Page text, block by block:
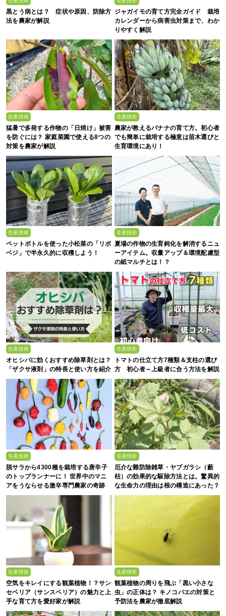
黒とう病とは？ 症状や原因、防除方
法を農家が解説
ジャガイモの育て方完全ガイド 栽培
カレンダーから病害虫対策まで、わか
りやすく解説
生産技術
猛暑で多発する作物の「日焼け」被害
を防ぐには？ 家庭菜園で使える8つの
対策を農家が解説
生産技術
農家が教えるバナナの育て方。初心者
でも簡単に栽培する極意は苗木選びと
生育環境にあり！
生産技術
ペットボトルを使った小松菜の「リボ
ベジ」で半永久的に収穫しよう！
生産技術
夏場の作物の生育鈍化を解消するニュ
ーアイテム。収量アップ＆環境配慮型
の紙マルチとは！？
生産技術
オヒシバに効くおすすめ除草剤とは？
「ザクサ液剤」の特長と使い方を紹介
生産技術
トマトの仕立て方7種類＆支柱の選び
方 初心者～上級者に合う方法を解説
生産技術
脱サラから4300種を栽培する唐辛子
のトップランナーに！ 世界中のマニ
アをうならせる激辛専門農家の奇跡
生産技術
厄介な難防除雑草・ヤブガラシ（藪
枯）の効果的な駆除方法とは。驚異的
な生命力の理由は根の構造にあった？
生産技術
空気をキレイにする観葉植物！？サン
セベリア（サンスベリア）の魅力と上
手な育て方を愛好家が解説
生産技術
観葉植物の周りを飛ぶ「黒い小さな
虫」の正体は？ キノコバエの対策と
予防法を農家が徹底解説